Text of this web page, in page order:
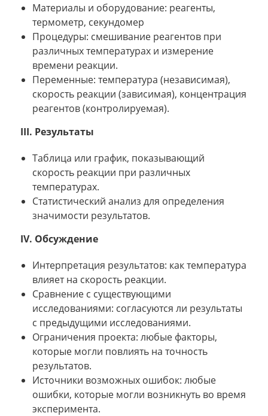
Материалы и оборудование: реагенты,
термометр, секундомер
Процедуры: смешивание реагентов при
различных температурах и измерение
времени реакции.
Переменные: температура (независимая),
скорость реакции (зависимая), концентрация
реагентов (контролируемая).
III. Результаты
Таблица или график, показывающий
скорость реакции при различных
температурах.
Статистический анализ для определения
значимости результатов.
IV. Обсуждение
Интерпретация результатов: как температура
влияет на скорость реакции.
Сравнение с существующими
исследованиями: согласуются ли результаты
с предыдущими исследованиями.
Ограничения проекта: любые факторы,
которые могли повлиять на точность
результатов.
Источники возможных ошибок: любые
ошибки, которые могли возникнуть во время
эксперимента.